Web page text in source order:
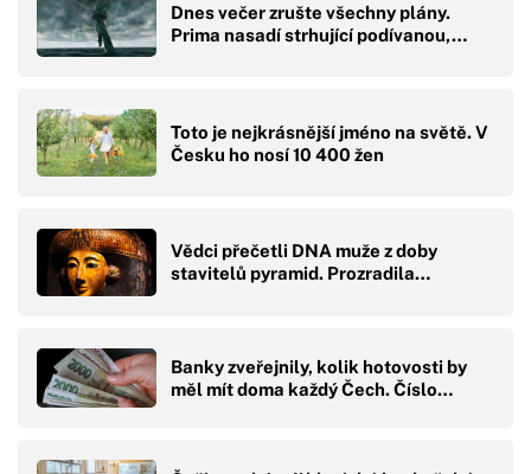
Dnes večer zrušte všechny plány.
Prima nasadí strhující podívanou,…
Toto je nejkrásnější jméno na světě. V
Česku ho nosí 10 400 žen
Vědci přečetli DNA muže z doby
stavitelů pyramid. Prozradila…
Banky zveřejnily, kolik hotovosti by
měl mít doma každý Čech. Číslo…